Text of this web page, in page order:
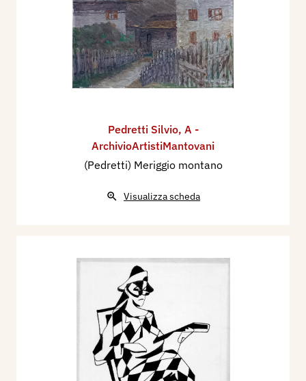
Pedretti Silvio, A -
ArchivioArtistiMantovani
(Pedretti) Meriggio montano
Visualizza scheda